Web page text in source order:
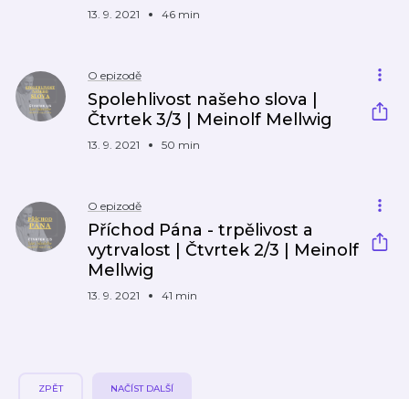
13. 9. 2021 46 min
O epizodě
Spolehlivost našeho slova |
Čtvrtek 3/3 | Meinolf Mellwig
13. 9. 2021 50 min
O epizodě
Příchod Pána - trpělivost a
vytrvalost | Čtvrtek 2/3 | Meinolf
Mellwig
13. 9. 2021 41 min
ZPĚT NAČÍST DALŠÍ